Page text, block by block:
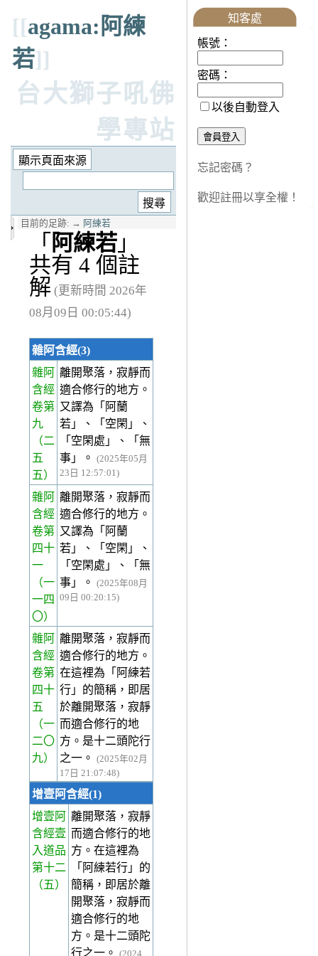
[[agama:阿練
若]]
台大獅子吼佛
學專站
目前的足跡: → 阿練若
「 阿練若 」
共有 4 個註
解 (更新時間 2026年
08月09日 00:05:44)
雜阿含經(3)
雜阿
含經
卷第
九
（二
五
五）
離開聚落，寂靜而
適合修行的地方。
又譯為「阿蘭
若」、「空閑」、
「空閑處」、「無
事」。
(2025年05月
23日 12:57:01)
雜阿
含經
卷第
四十
一
（一
一四
〇）
離開聚落，寂靜而
適合修行的地方。
又譯為「阿蘭
若」、「空閑」、
「空閑處」、「無
事」。
(2025年08月
09日 00:20:15)
雜阿
含經
卷第
四十
五
（一
二〇
九）
離開聚落，寂靜而
適合修行的地方。
在這裡為「阿練若
行」的簡稱，即居
於離開聚落，寂靜
而適合修行的地
方。是十二頭陀行
之一。
(2025年02月
17日 21:07:48)
增壹阿含經(1)
增壹阿
含經壹
入道品
第十二
（五）
離開聚落，寂靜
而適合修行的地
方。在這裡為
「阿練若行」的
簡稱，即居於離
開聚落，寂靜而
適合修行的地
方。是十二頭陀
行之一。
知客處
帳號：
密碼：
以後自動登入
忘記密碼？
歡迎註冊以享全權！